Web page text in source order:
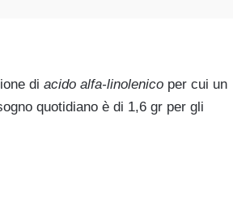
di acido alfa-linolenico per cui un
quotidiano è di 1,6 gr per gli